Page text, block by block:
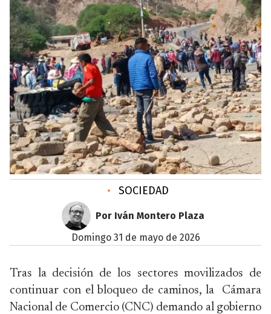
• SOCIEDAD
Por Iván Montero Plaza
domingo 31 de mayo de 2026
Tras la decisión de los sectores movilizados de
continuar con el bloqueo de caminos, la Cámara
Nacional de Comercio (CNC) demando al gobierno